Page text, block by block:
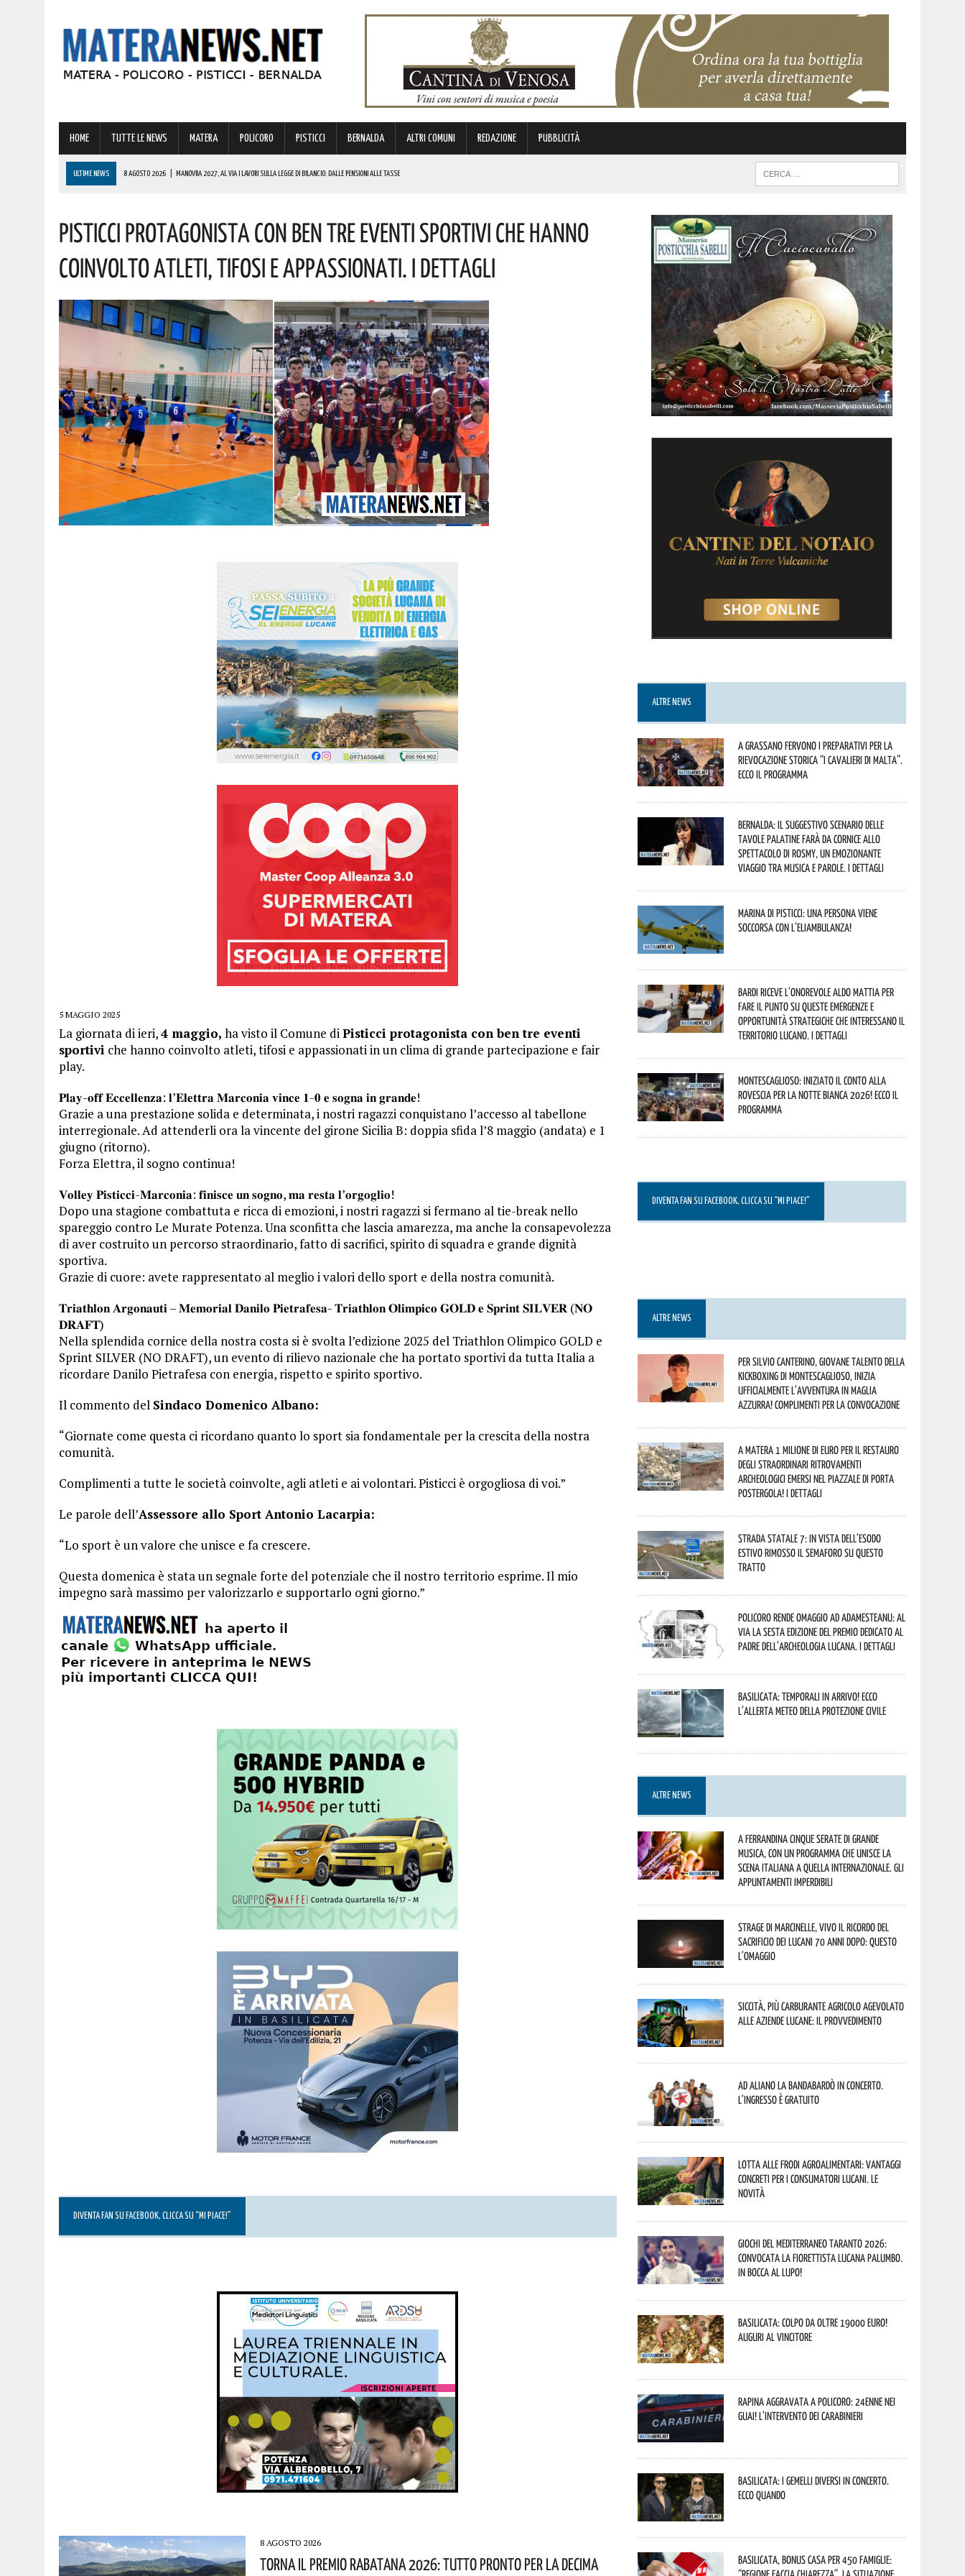
HOME TUTTE LE NEWS MATERA POLICORO PISTICCI BERNALDA ALTRI COMUNI REDAZIONE PUBBLICITÀ
ULTIME NEWS 8 AGOSTO 2026 MANOVRA 2027, AL VIA I LAVORI SULLA LEGGE DI BILANCIO: DALLE PENSIONI ALLE TASSE
8 AGOSTO 2026 | BASILICATA: OLTRE 151 MILIONI PER IMPRESE, LAVORO ED ENERGIA SOSTENIBILE. I DETTAGLI
8 AGOSTO 2026 TORNA IL PREMIO RABATANA 2026: TUTTO PRONTO PER LA DECIMA EDIZIONE CON ECCELLENZE LUCANE E NAZIONALI SOTTO LE STELLE DI TURSI. I PREMIATI
Pisticci Protagonista Con Ben Tre Eventi Sportivi Che Hanno
Coinvolto Atleti, Tifosi E Appassionati. I Dettagli
5 MAGGIO 2025
La giornata di ieri,4 maggio, ha visto il Comune diPisticci protagonista con ben tre eventi
sportivi che hanno coinvolto atleti, tifosi e appassionati in un clima di grande partecipazione e fair
play.
𝐏𝐥𝐚𝐲-𝐨𝐟𝐟 𝐄𝐜𝐜𝐞𝐥𝐥𝐞𝐧𝐳𝐚: 𝐥’𝐄𝐥𝐞𝐭𝐭𝐫𝐚 𝐌𝐚𝐫𝐜𝐨𝐧𝐢𝐚 𝐯𝐢𝐧𝐜𝐞 𝟏-𝟎 𝐞 𝐬𝐨𝐠𝐧𝐚 𝐢𝐧 𝐠𝐫𝐚𝐧𝐝𝐞!
Grazie a una prestazione solida e determinata, i nostri ragazzi conquistano l’accesso al tabellone
interregionale. Ad attenderli ora la vincente del girone Sicilia B: doppia sfida l’8 maggio (andata) e 1
giugno (ritorno).
Forza Elettra, il sogno continua!
𝐕𝐨𝐥𝐥𝐞𝐲 𝐏𝐢𝐬𝐭𝐢𝐜𝐜𝐢-𝐌𝐚𝐫𝐜𝐨𝐧𝐢𝐚: 𝐟𝐢𝐧𝐢𝐬𝐜𝐞 𝐮𝐧 𝐬𝐨𝐠𝐧𝐨, 𝐦𝐚 𝐫𝐞𝐬𝐭𝐚 𝐥’𝐨𝐫𝐠𝐨𝐠𝐥𝐢𝐨!
Dopo una stagione combattuta e ricca di emozioni, i nostri ragazzi si fermano al tie-break nello
spareggio contro Le Murate Potenza. Una sconfitta che lascia amarezza, ma anche la consapevolezza
di aver costruito un percorso straordinario, fatto di sacrifici, spirito di squadra e grande dignità
sportiva.
Grazie di cuore: avete rappresentato al meglio i valori dello sport e della nostra comunità.
𝐓𝐫𝐢𝐚𝐭𝐡𝐥𝐨𝐧 𝐀𝐫𝐠𝐨𝐧𝐚𝐮𝐭𝐢 – 𝐌𝐞𝐦𝐨𝐫𝐢𝐚𝐥 𝐃𝐚𝐧𝐢𝐥𝐨 𝐏𝐢𝐞𝐭𝐫𝐚𝐟𝐞𝐬𝐚- 𝐓𝐫𝐢𝐚𝐭𝐡𝐥𝐨𝐧 𝐎𝐥𝐢𝐦𝐩𝐢𝐜𝐨 𝐆𝐎𝐋𝐃 𝐞 𝐒𝐩𝐫𝐢𝐧𝐭 𝐒𝐈𝐋𝐕𝐄𝐑 (𝐍𝐎
𝐃𝐑𝐀𝐅𝐓)
Nella splendida cornice della nostra costa si è svolta l’edizione 2025 del Triathlon Olimpico GOLD e
Sprint SILVER (NO DRAFT), un evento di rilievo nazionale che ha portato sportivi da tutta Italia a
ricordare Danilo Pietrafesa con energia, rispetto e spirito sportivo.
Il commento del Sindaco Domenico Albano:
“Giornate come questa ci ricordano quanto lo sport sia fondamentale per la crescita della nostra
comunità.
Complimenti a tutte le società coinvolte, agli atleti e ai volontari. Pisticci è orgogliosa di voi.”
Le parole dell’Assessore allo Sport Antonio Lacarpia:
“Lo sport è un valore che unisce e fa crescere.
Questa domenica è stata un segnale forte del potenziale che il nostro territorio esprime. Il mio
impegno sarà massimo per valorizzarlo e supportarlo ogni giorno.”
DIVENTA FAN SU FACEBOOK, CLICCA SU “MI PIACE!”
8 AGOSTO 2026
Torna Il Premio Rabatana 2026: Tutto Pronto Per La Decima
ALTRE NEWS
A Grassano fervono i preparativi per la
Rievocazione Storica “I CAVALIERI DI MALTA”.
Ecco il programma
Bernalda: il suggestivo scenario delle
Tavole Palatine farà da cornice allo
spettacolo di Rosmy, un emozionante
viaggio tra musica e parole. I dettagli
Marina di Pisticci: una persona viene
soccorsa con l’eliambulanza!
Bardi riceve l’onorevole Aldo Mattia per
fare il punto su queste emergenze e
opportunità strategiche che interessano il
territorio lucano. I dettagli
Montescaglioso: iniziato il conto alla
rovescia per la Notte Bianca 2026! Ecco il
programma
DIVENTA FAN SU FACEBOOK, CLICCA SU “MI PIACE!”
ALTRE NEWS
Per Silvio Canterino, giovane talento della
kickboxing di Montescaglioso, inizia
ufficialmente l’avventura in maglia
azzurra! Complimenti per la convocazione
A Matera 1 milione di euro per il restauro
degli straordinari ritrovamenti
archeologici emersi nel piazzale di Porta
Postergola! I dettagli
Strada statale 7: in vista dell’esodo
estivo rimosso il semaforo su questo
tratto
Policoro rende omaggio ad Adamesteanu: al
via la sesta edizione del Premio dedicato al
padre dell’archeologia lucana. I dettagli
Basilicata: temporali in arrivo! Ecco
l’allerta meteo della Protezione civile
ALTRE NEWS
A Ferrandina cinque serate di grande
musica, con un programma che unisce la
scena italiana a quella internazionale. Gli
appuntamenti imperdibili
Strage di Marcinelle, vivo il ricordo del
sacrificio dei lucani 70 anni dopo: questo
l’omaggio
Siccità, più carburante agricolo agevolato
alle aziende lucane: il provvedimento
Ad Aliano la Bandabardò in concerto.
L’ingresso è gratuito
Lotta alle frodi agroalimentari: vantaggi
concreti per i consumatori lucani. Le
novità
Giochi del Mediterraneo Taranto 2026:
convocata la fiorettista lucana Palumbo.
In bocca al lupo!
Basilicata: colpo da oltre 19000 Euro!
Auguri al vincitore
Rapina aggravata a Policoro: 24enne nei
guai! L’intervento dei Carabinieri
Basilicata: i Gemelli DiVersi in concerto.
Ecco quando
Basilicata, Bonus casa per 450 famiglie: